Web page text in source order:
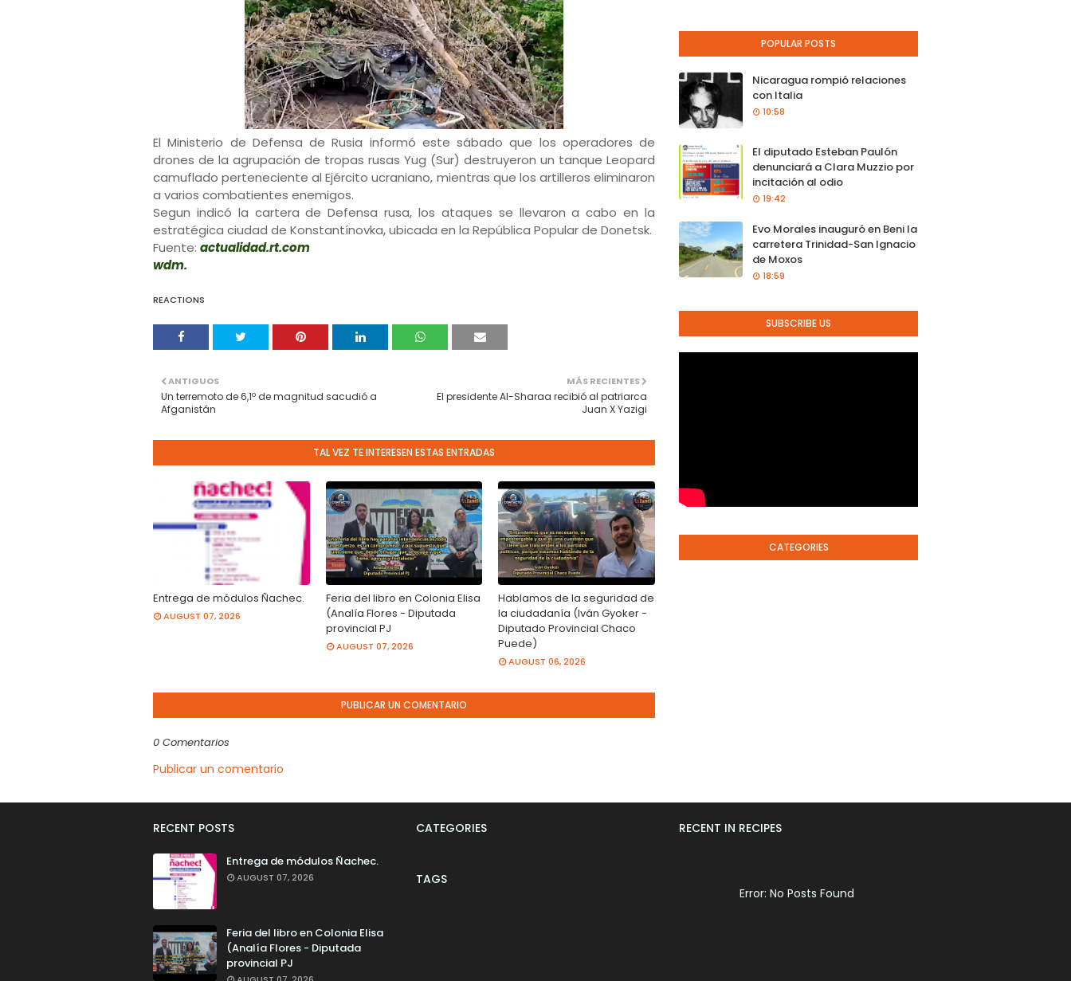
El Ministerio de Defensa de Rusia informó este sábado que los operadores de
drones de la agrupación de tropas rusas Yug (Sur) destruyeron un tanque Leopard
camuflado perteneciente al Ejército ucraniano, mientras que los artilleros eliminaron
a varios combatientes enemigos.
Segun indicó la cartera de Defensa rusa, los ataques se llevaron a cabo en la
estratégica ciudad de Konstantínovka, ubicada en la República Popular de Donetsk.
Fuente: actualidad.rt.com
wdm.
REACTIONS
MÁS RECIENTES
El presidente Al-Sharaa recibió al patriarca
Juan X Yazigi
ANTIGUOS
Un terremoto de 6,1º de magnitud sacudió a
Afganistán
TAL VEZ TE INTERESEN ESTAS ENTRADAS
Entrega de módulos Ñachec.
AUGUST 07, 2026
Feria del libro en Colonia Elisa
(Analía Flores - Diputada
provincial PJ
AUGUST 07, 2026
Hablamos de la seguridad de
la ciudadanía (Iván Gyoker -
Diputado Provincial Chaco
Puede)
AUGUST 06, 2026
PUBLICAR UN COMENTARIO
0 Comentarios
Publicar un comentario
POPULAR POSTS
Nicaragua rompió relaciones
con Italia
10:58
El diputado Esteban Paulón
denunciará a Clara Muzzio por
incitación al odio
19:42
Evo Morales inauguró en Beni la
carretera Trinidad-San Ignacio
de Moxos
18:59
SUBSCRIBE US
CATEGORIES
RECENT POSTS
Entrega de módulos Ñachec.
AUGUST 07, 2026
Feria del libro en Colonia Elisa
(Analía Flores - Diputada
provincial PJ
CATEGORIES
TAGS
RECENT IN RECIPES
Error: No Posts Found